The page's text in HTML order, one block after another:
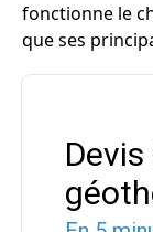
fonctionne le
que ses